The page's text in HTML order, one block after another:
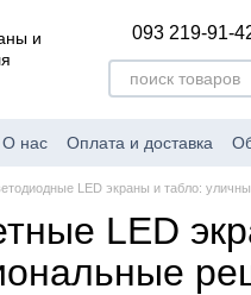
093 219-91-
О нас Оплата и доставка
LED экраны и табло:
LED